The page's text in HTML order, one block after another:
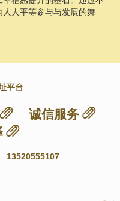
人平等参与与发展的舞
平台
诚信服务
13520555107